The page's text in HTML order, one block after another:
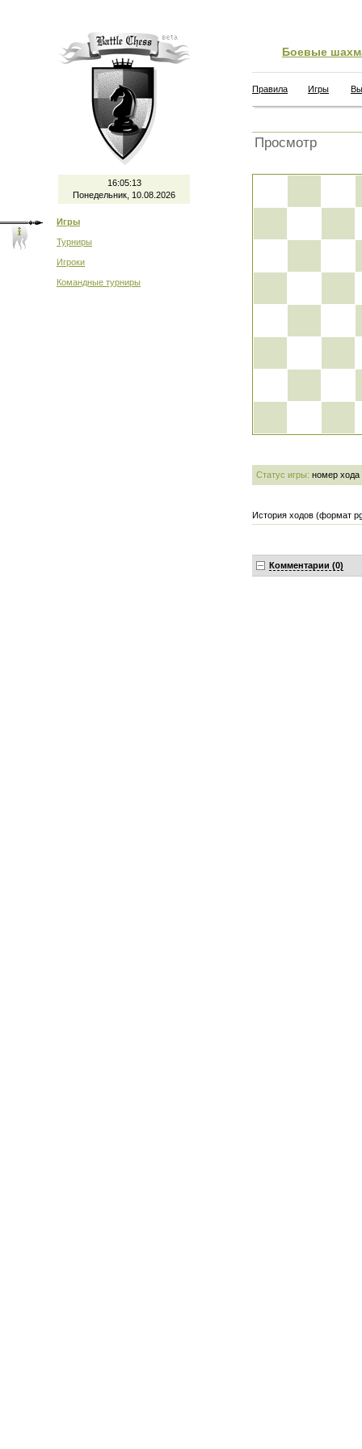
16:05:13
Понедельник, 10.08.2026
Игры
Турниры
Игроки
Командные турниры
Боевые
Правила Игры
Просмотр
Статус игры: номер хода
История ходов (формат
Комментарии (0)